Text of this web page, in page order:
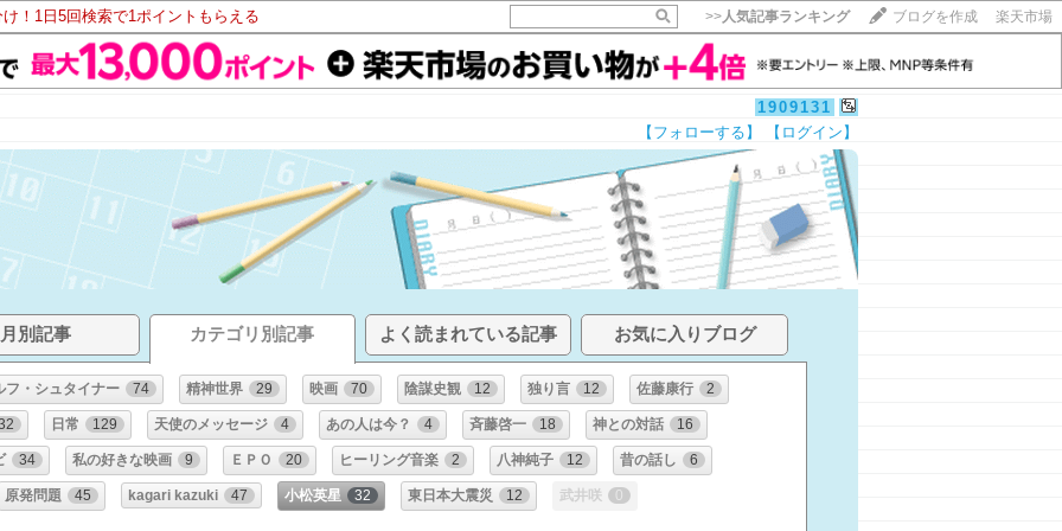
！1日5回検索で1ポイントもらえる >>人気記事ランキング ブログを作成 楽天市場
1909131
【フォローする】 【ログイン】
月別記事 カテゴリ別記事 よく読まれている記事 お気に入りブログ
フ・シュタイナー 74 精神世界 29 映画 70 陰謀史観 12 独り言 12 佐藤康行 2
日常 129 天使のメッセージ 4 あの人は今？ 4 斉藤啓一 18 神との対話 16
34 私の好きな映画 9 ＥＰＯ 20 ヒーリング音楽 2 八神純子 12 昔の話し 6
原発問題 45 kagari kazuki 47 小松英星 32 東日本大震災 12 武井咲 0